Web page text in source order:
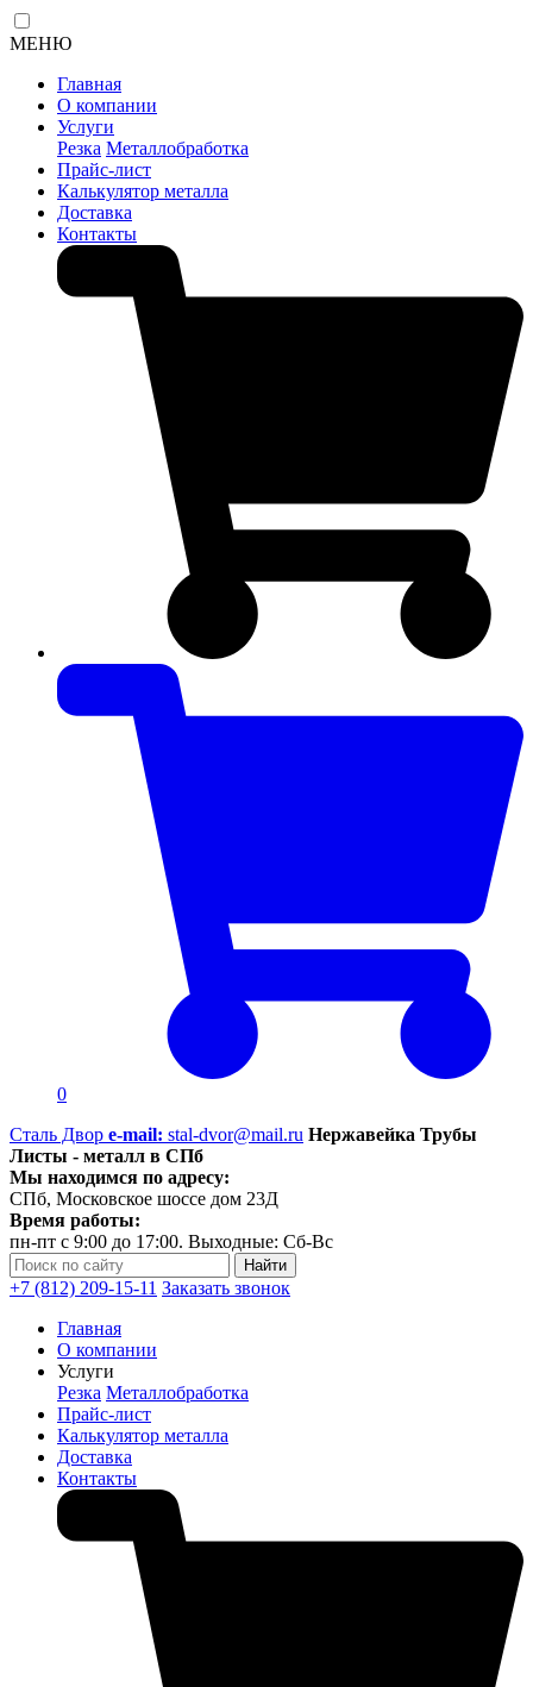
МЕНЮ
Главная
О компании
Услуги
Резка Металлобработка
Прайс-лист
Калькулятор металла
Доставка
Контакты
0
Сталь Двор e-mail: stal-dvor@mail.ru Нержавейка Трубы
Листы - металл в СПб
Мы находимся по адресу:
СПб, Московское шоссе дом 23Д
Время работы:
пн-пт с 9:00 до 17:00. Выходные: Сб-Вс
+7 (812) 209-15-11 Заказать звонок
Главная
О компании
Услуги
Резка Металлобработка
Прайс-лист
Калькулятор металла
Доставка
Контакты